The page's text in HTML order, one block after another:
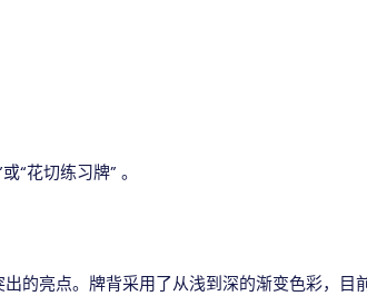
“花切练习牌” 。
的亮点。牌背采用了从浅到深的渐变色彩，目